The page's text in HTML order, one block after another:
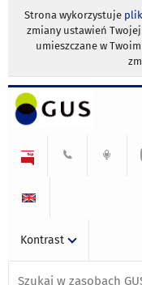
Strona wykorzystuje
zmiany ustawień
umieszczane w
Kontrast